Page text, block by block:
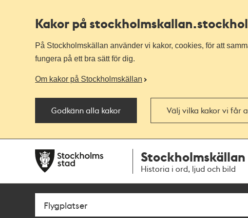
Kakor på stockholmskallan
På Stockholmskällan använder vi kakor, cookies, för att
fungera på ett bra sätt för dig.
Om kakor på Stockholmskällan
Godkänn alla kakor Välj vilka kakor vi får
navigationen
huvudinnehållet
Stockholmskällan
Historia i ord, ljud och bild
Sök